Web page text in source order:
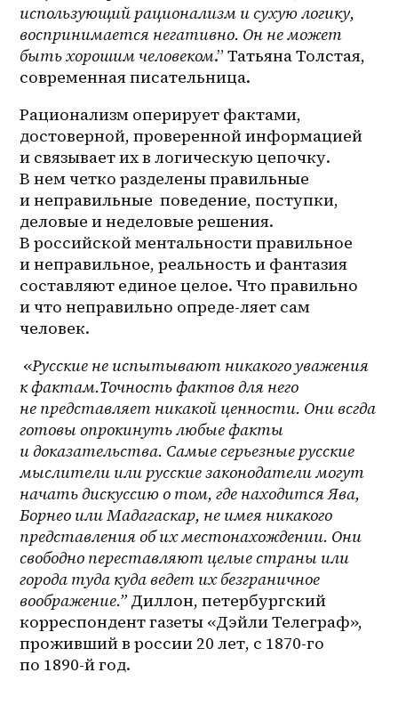
использующий рационализм и сухую логику,
воспринимается негативно. Он не может
быть хорошим человеком.” Татьяна Толстая,
современная писательница.
Рационализм оперирует фактами,
достоверной, проверенной информацией
и связывает их в логическую цепочку.
В нем четко разделены правильные
и неправильные  поведение, поступки,
деловые и неделовые решения.
В российской ментальности правильное
и неправильное, реальность и фантазия
составляют единое целое. Что правильно
и что неправильно опреде-ляет сам
человек.
«Русские не испытывают никакого уважения
к фактам.Точность фактов для него
не представляет никакой ценности. Они всгда
готовы опрокинуть любые факты
и доказательства. Самые серьезные русские
мыслители или русские законодатели могут
начать дискуссию о том, где находится Ява,
Борнео или Мадагаскар, не имея никакого
представления об их местонахождении. Они
свободно переставляют целые страны или
города туда куда ведет их безграничное
воображение.” Диллон, петербургский
корреспондент газеты «Дэйли Телеграф»,
проживший в россии 20 лет, с 1870-го
по 1890-й год.